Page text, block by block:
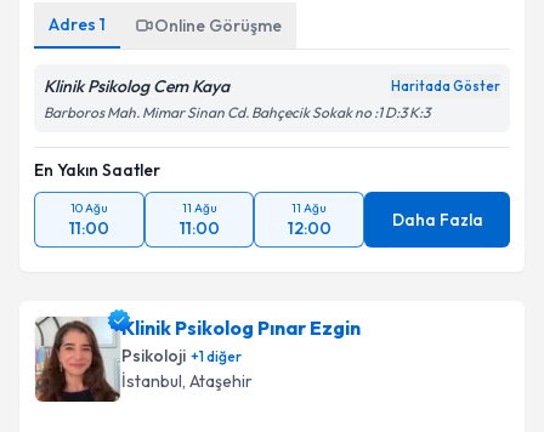
Adres 1 Online Görüşme
Klinik Psikolog Cem Kaya Haritada Göster
Barboros Mah. Mimar Sinan Cd. Bahçecik Sokak no :1 D:3 K:3
En Yakın Saatler
10 Ağu
11:00
11 Ağu
11:00
11 Ağu
12:00 Daha Fazla
Klinik Psikolog Pınar Ezgin
Psikoloji +1diğer
İstanbul, Ataşehir